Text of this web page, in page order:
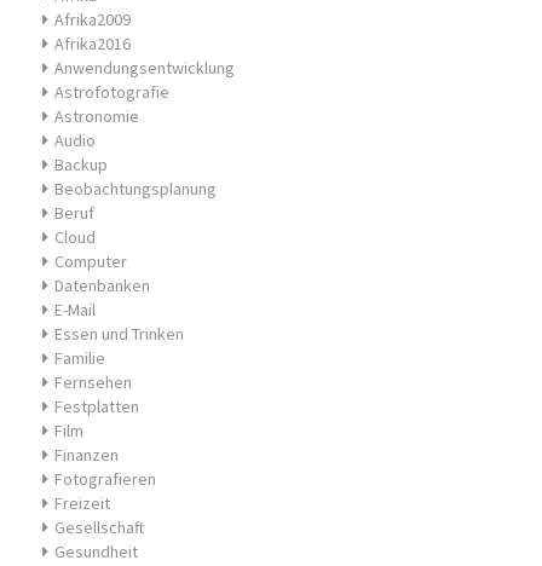
Afrika2009
Afrika2016
Anwendungsentwicklung
Astrofotografie
Astronomie
Audio
Backup
Beobachtungsplanung
Beruf
Cloud
Computer
Datenbanken
E-Mail
Essen und Trinken
Familie
Fernsehen
Festplatten
Film
Finanzen
Fotografieren
Freizeit
Gesellschaft
Gesundheit